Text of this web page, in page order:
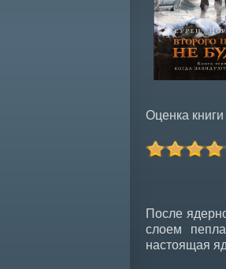
Оценка книги
После
слоем
настоящая